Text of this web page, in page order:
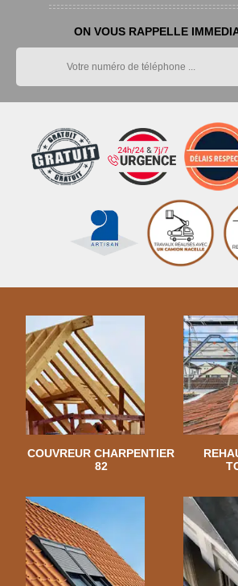
ON VOUS RAPPELLE
COUVREUR CHARPENTIER
82